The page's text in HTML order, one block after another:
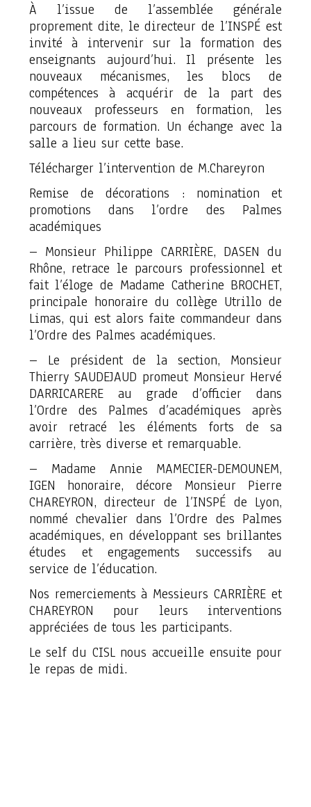
À l’issue de l’assemblée générale
proprement dite, le directeur de l’INSPÉ est
invité à intervenir sur la formation des
enseignants aujourd’hui. Il présente les
nouveaux mécanismes, les blocs de
compétences à acquérir de la part des
nouveaux professeurs en formation, les
parcours de formation. Un échange avec la
salle a lieu sur cette base.
Télécharger l’intervention de M.Chareyron
Remise de décorations : nomination et
promotions dans l’ordre des Palmes
académiques
– Monsieur Philippe CARRIÈRE, DASEN du
Rhône, retrace le parcours professionnel et
fait l’éloge de Madame Catherine BROCHET,
principale honoraire du collège Utrillo de
Limas, qui est alors faite commandeur dans
l’Ordre des Palmes académiques.
– Le président de la section, Monsieur
Thierry SAUDEJAUD promeut Monsieur Hervé
DARRICARERE au grade d’officier dans
l’Ordre des Palmes d’académiques après
avoir retracé les éléments forts de sa
carrière, très diverse et remarquable.
– Madame Annie MAMECIER-DEMOUNEM,
IGEN honoraire, décore Monsieur Pierre
CHAREYRON, directeur de l’INSPÉ de Lyon,
nommé chevalier dans l’Ordre des Palmes
académiques, en développant ses brillantes
études et engagements successifs au
service de l’éducation.
Nos remerciements à Messieurs CARRIÈRE et
CHAREYRON pour leurs interventions
appréciées de tous les participants.
Le self du CISL nous accueille ensuite pour
le repas de midi.